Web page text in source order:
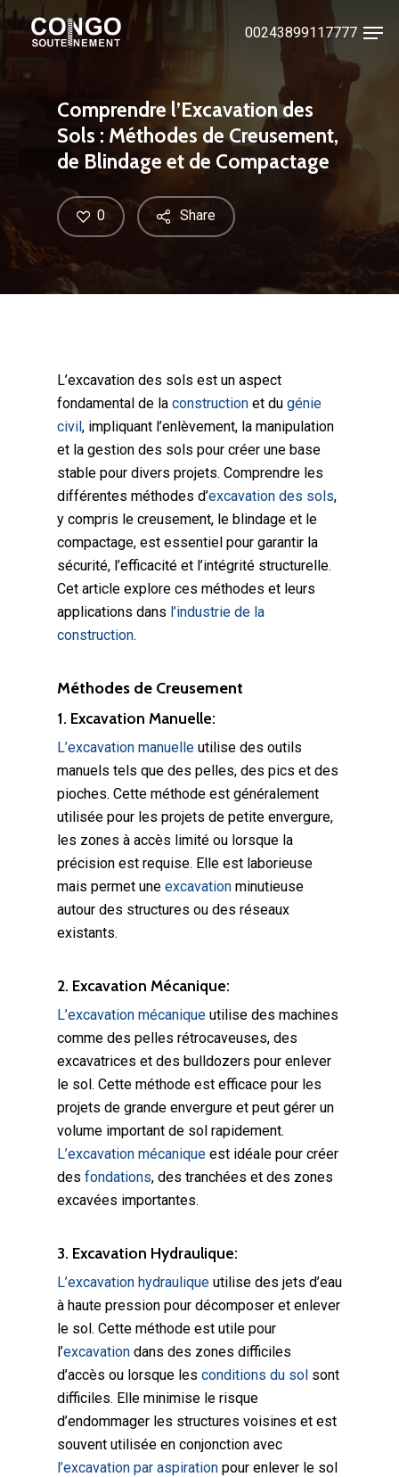
Skip
content
00243899117777
Comprendre l’Excavation des
Sols : Méthodes de Creusement,
de Blindage et de Compactage
Share
0
L’excavation des sols est un aspect
fondamental de la construction et du génie
civil, impliquant l’enlèvement, la manipulation
et la gestion des sols pour créer une base
stable pour divers projets. Comprendre les
différentes méthodes d’excavation des sols,
y compris le creusement, le blindage et le
compactage, est essentiel pour garantir la
sécurité, l’efficacité et l’intégrité structurelle.
Cet article explore ces méthodes et leurs
applications dans l’industrie de la
construction.
Méthodes de Creusement
1. Excavation Manuelle:
L’excavation manuelle utilise des outils
manuels tels que des pelles, des pics et des
pioches. Cette méthode est généralement
utilisée pour les projets de petite envergure,
les zones à accès limité ou lorsque la
précision est requise. Elle est laborieuse
mais permet une excavation minutieuse
autour des structures ou des réseaux
existants.
2. Excavation Mécanique:
L’excavation mécanique utilise des machines
comme des pelles rétrocaveuses, des
excavatrices et des bulldozers pour enlever
le sol. Cette méthode est efficace pour les
projets de grande envergure et peut gérer un
volume important de sol rapidement.
L’excavation mécanique est idéale pour créer
des fondations, des tranchées et des zones
excavées importantes.
3. Excavation Hydraulique:
L’excavation hydraulique utilise des jets d’eau
à haute pression pour décomposer et enlever
le sol. Cette méthode est utile pour
l’excavation dans des zones difficiles
d’accès ou lorsque les conditions du sol sont
difficiles. Elle minimise le risque
d’endommager les structures voisines et est
souvent utilisée en conjonction avec
l’excavation par aspiration pour enlever le sol
Menu